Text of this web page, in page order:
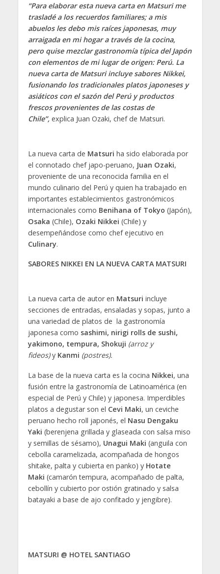
“Para elaborar esta nueva carta en Matsuri me
trasladé a los recuerdos familiares; a mis
abuelos les debo mis raíces japonesas, muy
arraigada en mi hogar a través de la cocina,
pero quise mezclar gastronomía típica del Japón
con elementos de mi lugar de origen: Perú. La
nueva carta de Matsuri incluye sabores Nikkei,
fusionando los tradicionales platos japoneses y
asiáticos con el sazón del Perú y productos
frescos provenientes de las costas de
Chile”, explica Juan Ozaki, chef de Matsuri.
La nueva carta de Matsuri ha sido elaborada por
el connotado chef japo-peruano, Juan Ozaki,
proveniente de una reconocida familia en el
mundo culinario del Perú y quien ha trabajado en
importantes establecimientos gastronómicos
internacionales como Benihana of Tokyo (Japón),
Osaka (Chile), Ozaki Nikkei (Chile) y
desempeñándose como chef ejecutivo en
Culinary.
SABORES NIKKEI EN LA NUEVA CARTA MATSURI
La nueva carta de autor en Matsuri incluye
secciones de entradas, ensaladas y sopas, junto a
una variedad de platos de la gastronomía
japonesa como sashimi, nirigi rolls de sushi,
yakimono, tempura, Shokuji (arroz y
fideos)y Kanmi (postres).
La base de la nueva carta es la cocina Nikkei, una
fusión entre la gastronomía de Latinoamérica (en
especial de Perú y Chile) y japonesa. Imperdibles
platos a degustar son el Cevi Maki, un ceviche
peruano hecho roll japonés, el Nasu Dengaku
Yaki (berenjena grillada y glaseada con salsa miso
y semillas de sésamo), Unagui Maki (anguila con
cebolla caramelizada, acompañada de hongos
shitake, palta y cubierta en panko) y Hotate
Maki (camarón tempura, acompañado de palta,
cebollín y cubierto por ostión gratinado y salsa
batayaki a base de ajo confitado y jengibre).
MATSURI @ HOTEL SANTIAGO